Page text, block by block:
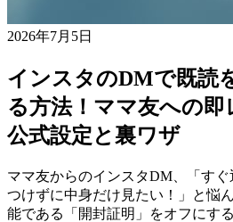
2026年7月5日
インスタのDMで既読
る方法！ママ友への
公式設定と裏ワザ
ママ友からのインスタDM、「す
つけずに中身だけ見たい！」と悩
能である「開封証明」をオフにす